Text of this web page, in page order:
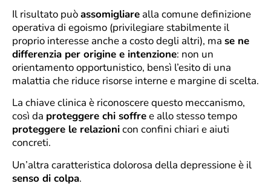
Il risultato puòassomigliare alla comune definizione
operativa di egoismo (privilegiare stabilmente il
proprio interesse anche a costo degli altri), ma se ne
differenzia per origine e intenzione: non un
orientamento opportunistico, bensì l’esito di una
malattia che riduce risorse interne e margine di scelta.
La chiave clinica è riconoscere questo meccanismo,
così da proteggere chi soffree allo stesso tempo
proteggere le relazionicon confini chiari e aiuti
concreti.
Un’altra caratteristica dolorosa della depressione è il
senso di colpa.